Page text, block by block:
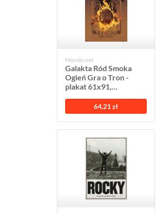
Morele.net
Galakta Ród Smoka
Ogień Gra o Tron -
plakat 61x91,...
64,21 zł